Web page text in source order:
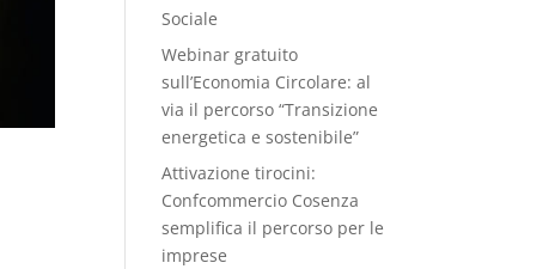
Sociale
Webinar gratuito
sull’Economia Circolare: al
via il percorso “Transizione
energetica e sostenibile”
Attivazione tirocini:
Confcommercio Cosenza
semplifica il percorso per le
imprese